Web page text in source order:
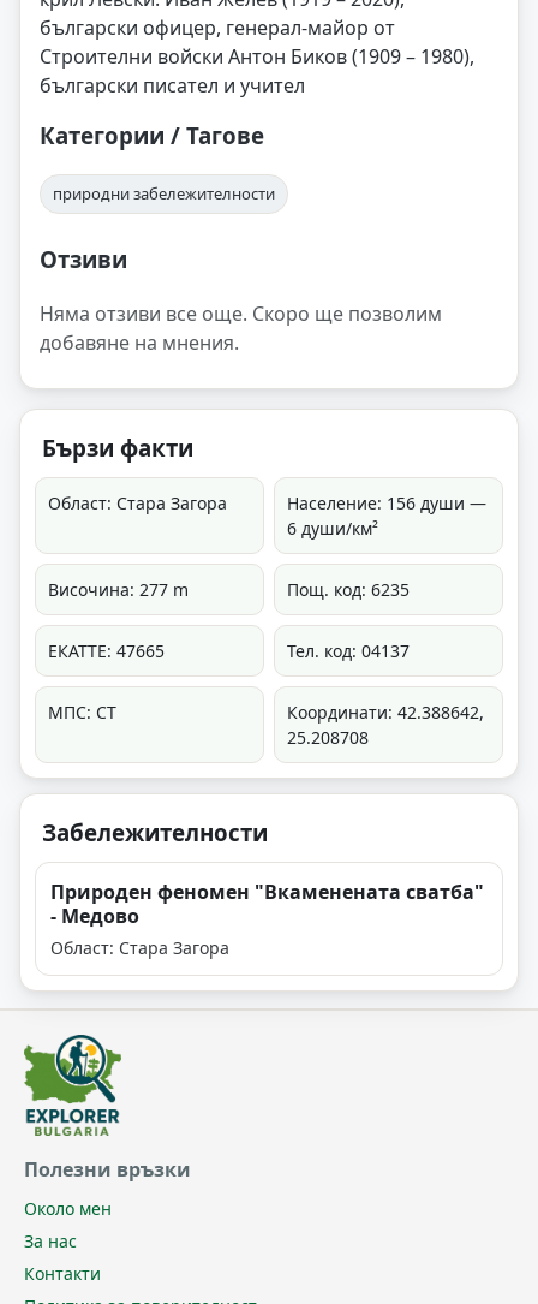
български офицер, генерал-майор от
Строителни войски Антон Биков (1909 – 1980),
български писател и учител
Категории / Тагове
природни забележителности
Отзиви
Няма отзиви все още. Скоро ще позволим
добавяне на мнения.
Бързи факти
Област: Стара Загора
Население: 156 души —
6 души/км²
Височина: 277 m Пощ. код: 6235
ЕКАТТЕ: 47665 Тел. код: 04137
МПС: СТ
Координати: 42.388642,
25.208708
Забележителности
Природен феномен "Вкаменената сватба"
- Медово
Област: Стара Загора
Полезни връзки
Около мен
За нас
Контакти